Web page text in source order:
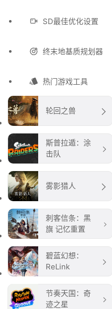
SD最佳优化设置
终末地基质规划器
热门游戏工具
轮回之兽
斯普拉遁：涂
击队
雾影猎人
刺客信条：黑
旗 记忆重置
碧蓝幻想：
ReLink
节奏天国：奇
迹之星